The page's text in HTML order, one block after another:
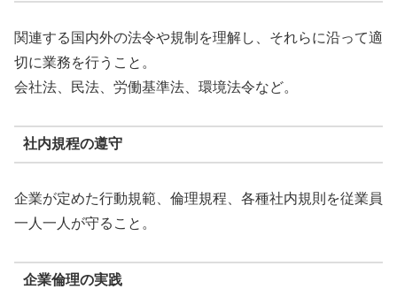
関連する国内外の法令や規制を理解し、それらに沿って適
切に業務を行うこと。
会社法、民法、労働基準法、環境法令など。
社内規程の遵守
企業が定めた行動規範、倫理規程、各種社内規則を従業員
一人一人が守ること。
企業倫理の実践